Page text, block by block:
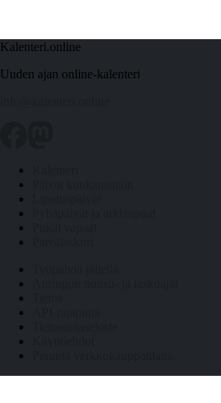
Kalenteri.online
Uuden ajan online-kalenteri